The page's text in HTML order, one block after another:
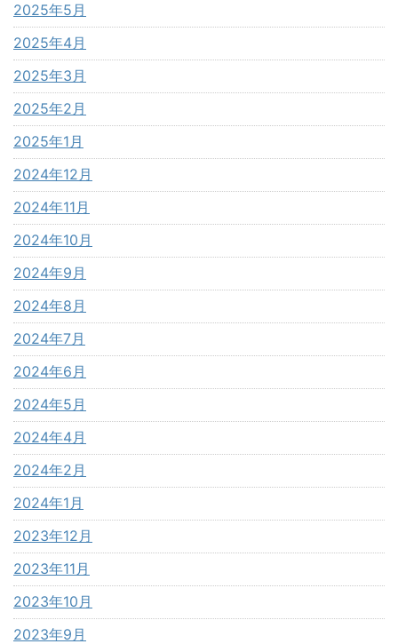
2025年5月
2025年4月
2025年3月
2025年2月
2025年1月
2024年12月
2024年11月
2024年10月
2024年9月
2024年8月
2024年7月
2024年6月
2024年5月
2024年4月
2024年2月
2024年1月
2023年12月
2023年11月
2023年10月
2023年9月